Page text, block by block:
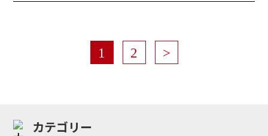
1 2 >
カテゴリー